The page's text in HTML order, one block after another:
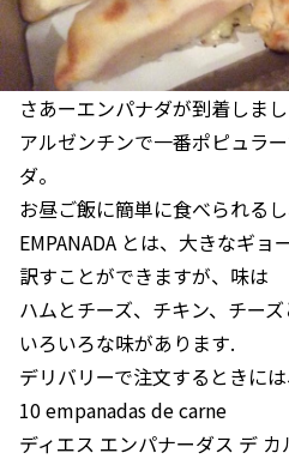
さあーエンパナダが到着しまし
アルゼンチンで一番ポピュラ
ダ。
お昼ご飯に簡単に食べられる
EMPANADA とは、大きなギョ
訳すことができますが、味は
ハムとチーズ、チキン、チー
いろいろな味があります.
デリバリーで注文するときには
10 empanadas de carne
ディエス エンパナーダス デ